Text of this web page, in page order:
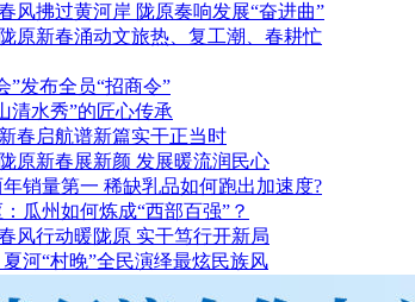
风拂过黄河岸 陇原奏响发展“奋进曲”
原新春涌动文旅热、复工潮、春耕忙
”发布全员“招商令”
清水秀”的匠心传承
春启航谱新篇实干正当时
原新春展新颜 发展暖流润民心
销量第一 稀缺乳品如何跑出加速度?
瓜州如何炼成“西部百强”？
风行动暖陇原 实干笃行开新局
河“村晚”全民演绎最炫民族风